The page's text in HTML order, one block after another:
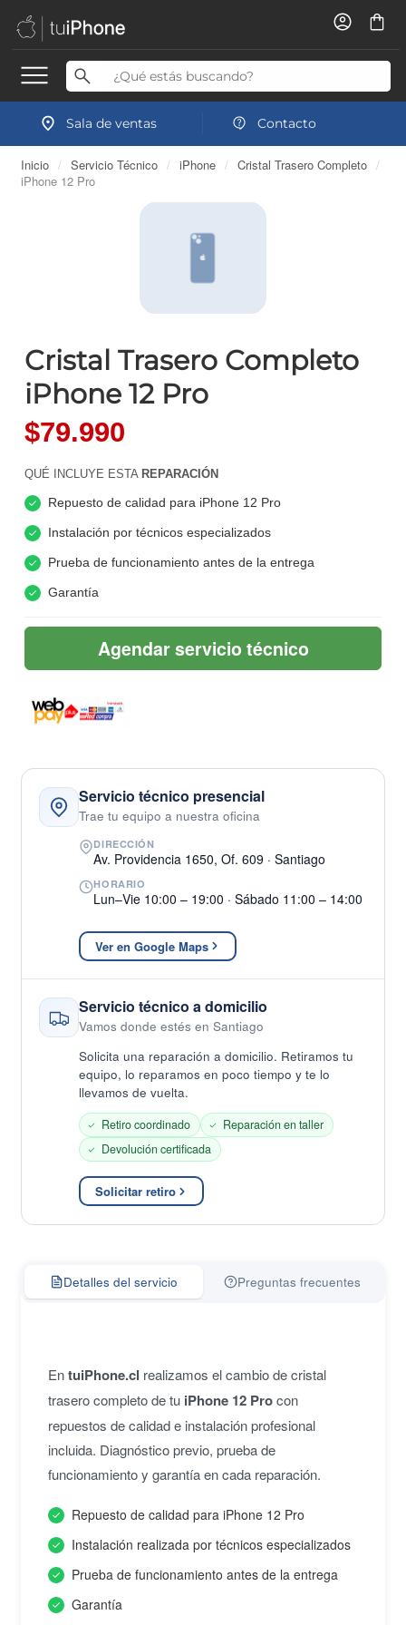
Sala de ventas Contacto
Inicio / Servicio Técnico / iPhone / Cristal Trasero Completo /
iPhone 12 Pro
Cristal Trasero Completo
iPhone 12 Pro
$79.990
QUÉ INCLUYE ESTA REPARACIÓN
Repuesto de calidad para iPhone 12 Pro
Instalación por técnicos especializados
Prueba de funcionamiento antes de la entrega
Garantía
Agendar servicio técnico
Servicio técnico presencial
Trae tu equipo a nuestra oficina
DIRECCIÓN
Av. Providencia 1650, Of. 609 · Santiago
HORARIO
Lun–Vie 10:00 – 19:00 · Sábado 11:00 – 14:00
Ver en Google Maps
Servicio técnico a domicilio
Vamos donde estés en Santiago
Solicita una reparación a domicilio. Retiramos tu
equipo, lo reparamos en poco tiempo y te lo
llevamos de vuelta.
Retiro coordinado
Reparación en taller
Devolución certificada
Solicitar retiro
Detalles del servicio Preguntas frecuentes
EntuiPhone.cl realizamos el cambio de cristal
trasero completo de tu iPhone 12 Procon
repuestos de calidad e instalación profesional
incluida. Diagnóstico previo, prueba de
funcionamiento y garantía en cada reparación.
Repuesto de calidad para iPhone 12 Pro
Instalación realizada por técnicos especializados
Prueba de funcionamiento antes de la entrega
Garantía